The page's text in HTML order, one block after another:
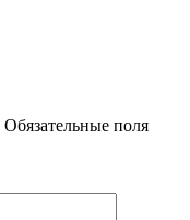
Обязательные поля